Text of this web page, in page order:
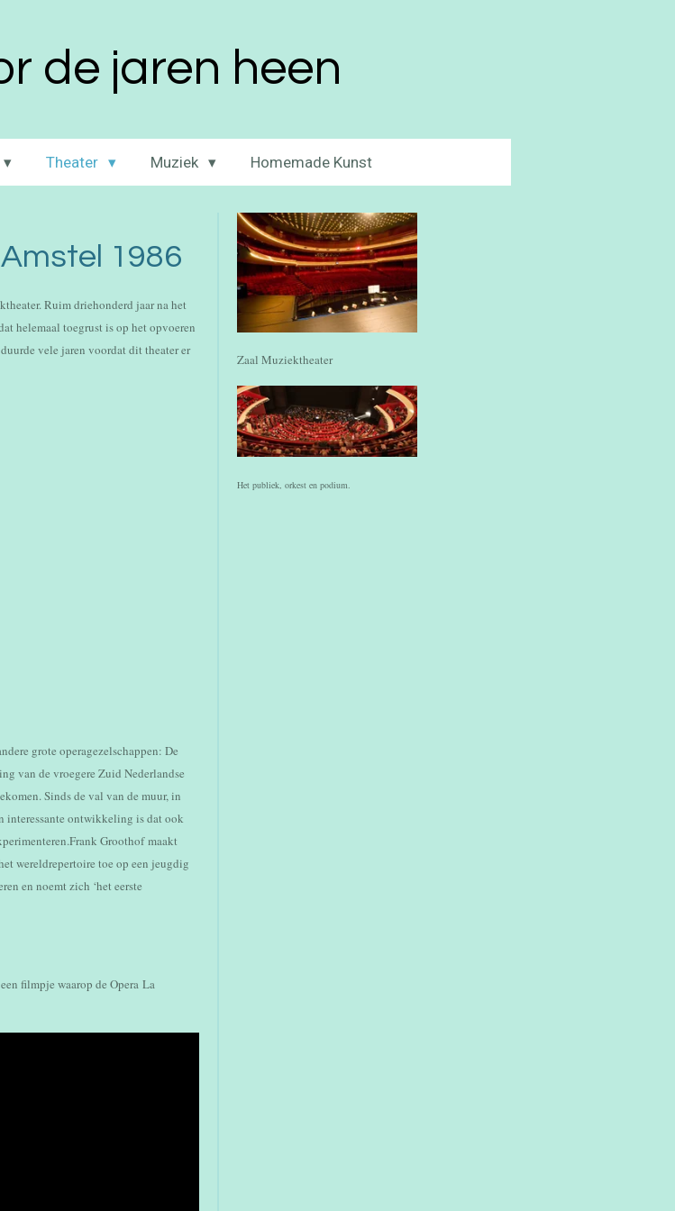
de jaren heen
Theater Muziek Homemade Kunst
1986
Ruim driehonderd jaar na het
helemaal toegrust is op het opvoeren
vele jaren voordat dit theater er
grote operagezelschappen: De
van de vroegere Zuid Nederlandse
Sinds de val van de muur, in
interessante ontwikkeling is dat ook
Groothof maakt
wereldrepertoire toe op een jeugdig
en noemt zich ‘het eerste
filmpje waarop de Opera La
Zaal Muziektheater
Het publiek, orkest en podium.